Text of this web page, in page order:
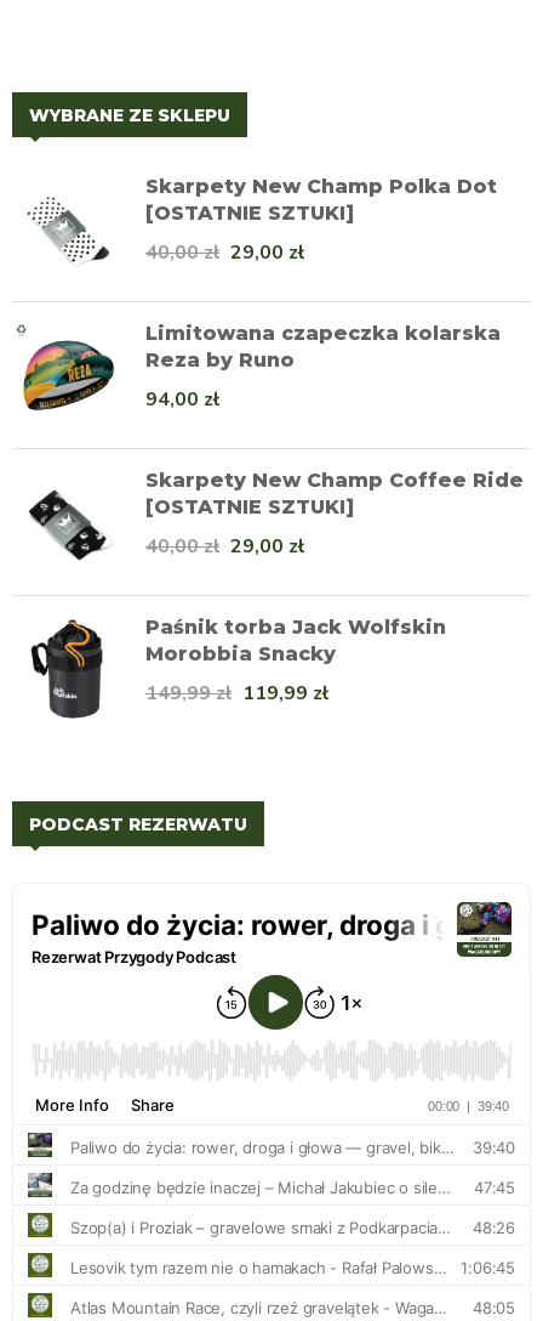
WYBRANE ZE SKLEPU
Skarpety New Champ Polka Dot
[OSTATNIE SZTUKI]
40,00zł 29,00 zł
Limitowana czapeczka kolarska
Reza by Runo
94,00 zł
Skarpety New Champ Coffee Ride
[OSTATNIE SZTUKI]
40,00zł 29,00 zł
Paśnik torba Jack Wolfskin
Morobbia Snacky
149,99zł 119,99 zł
PODCAST REZERWATU